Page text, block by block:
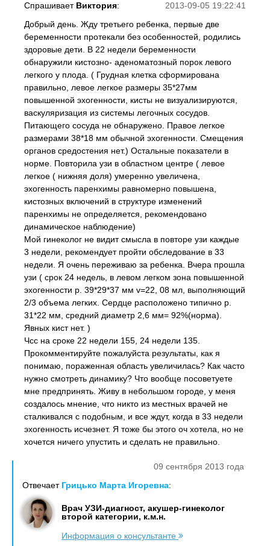
2013-09-05 19:22:41
Спрашивает Виктория:
Добрый день. Жду третьего ребенка, первые две
беременности протекали без особенностей, родились
здоровые дети. В 22 недели беременности
обнаружили кистозно- аденоматозный порок левого
легкого у плода. ( Грудная клетка сформирована
правильно, левое легкое размеры 35*27мм
повышенной эхогенности, кисты не визуализируются,
васкуляризация из системы легочных сосудов.
Питающего сосуда не обнаружено. Правое легкое
размерами 38*18 мм обычной эхогенности. Смещения
органов средостения нет.) Остальные показатели в
норме. Повторила узи в областном центре ( левое
легкое ( нижняя доля) умеренно увеличена,
эхогенность паренхимы равномерно повышена,
кистозных включений в структуре изменений
паренхимы не определяется, рекомендовано
динамическое наблюдение)
Мой гинеколог не видит смысла в повторе узи каждые
3 недели, рекомендует пройти обследование в 33
недели. Я очень переживаю за ребенка. Вчера прошла
узи ( срок 24 недель, в левом легком зона повышенной
эхогенности р. 39*29*37 мм v=22, 08 мл, выполняющий
2/3 объема легких. Сердце расположено типично р.
31*22 мм, средний диаметр 2,6 мм= 92%(норма).
Явных кист нет. )
Чсс на сроке 22 недели 155, 24 недели 135.
Прокомментируйте пожалуйста результаты, как я
понимаю, пораженная область увеличилась? Как часто
нужно смотреть динамику? Что вообще посоветуете
мне предпринять. Живу в небольшом городе, у меня
создалось мнение, что никто из местных врачей не
сталкивался с подобным, и все ждут, когда в 33 недели
эхогенность исчезнет. Я тоже бы этого оч хотела, но не
хочется ничего упустить и сделать не правильно.
09 сентября 2013 года
Отвечает Грицько Марта Игоревна:
Врач УЗИ-диагност, акушер-гинеколог
второй категории, к.м.н.
Информация о консультанте